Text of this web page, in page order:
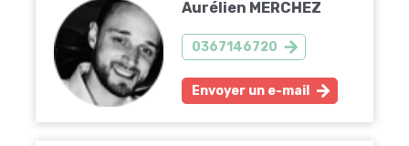
Aurélien MERCHEZ
0367146720
Envoyer un e-mail